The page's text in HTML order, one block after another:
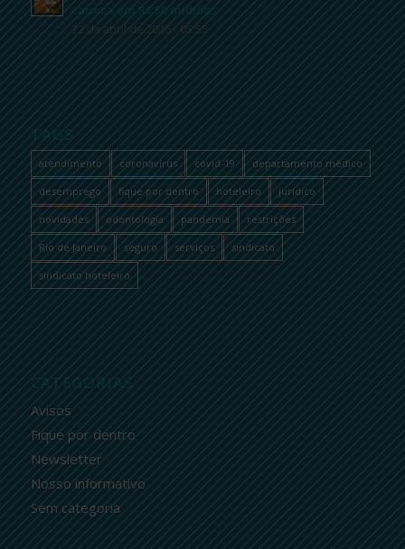
carioca em R$ 50 milhões
22 de abril de 2026 - 05:55
TAGS
atendimento coronavírus covid-19 departamento médico
desemprego fique por dentro hoteleiro jurídico
novidades odontologia pandemia restrições
Rio de Janeiro seguro serviços sindicato
sindicato hoteleiro
CATEGORIAS
Avisos
Fique por dentro
Newsletter
Nosso informativo
Sem categoria